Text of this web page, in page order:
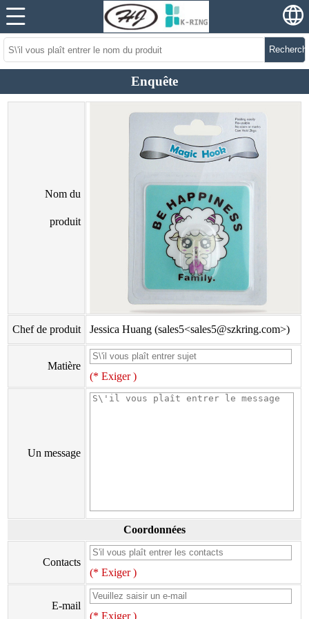
Enquête
Nom du
produit
Chef de produit Jessica Huang (sales5<sales5@szkring.com>)
Matière
(* Exiger )
Un message
Coordonnées
Contacts
(* Exiger )
E-mail
(* Exiger )